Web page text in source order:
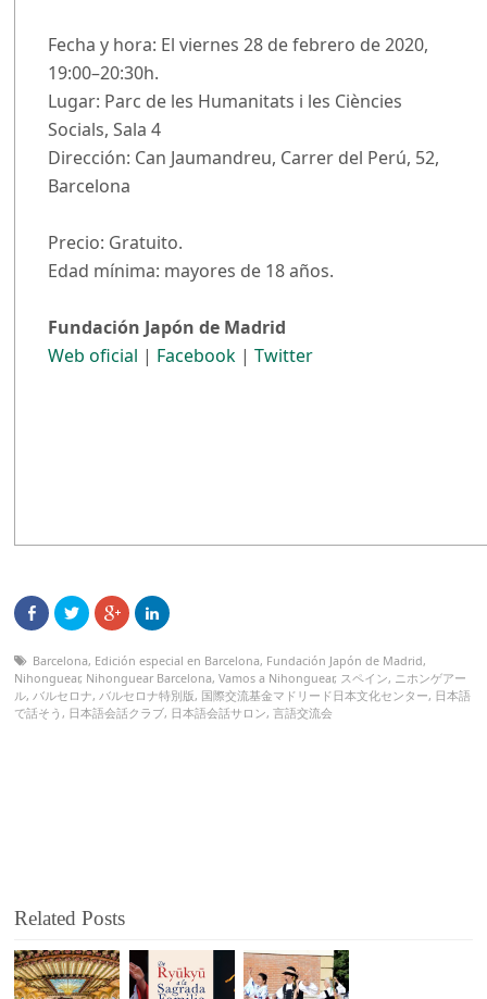
Fecha y hora: El viernes 28 de febrero de 2020,
19:00–20:30h.
Lugar: Parc de les Humanitats i les Ciències
Socials, Sala 4
Dirección: Can Jaumandreu, Carrer del Perú, 52,
Barcelona
Precio: Gratuito.
Edad mínima: mayores de 18 años.
Fundación Japón de Madrid
Web oficial | Facebook |Twitter
Barcelona, Edición especial en Barcelona, Fundación Japón de Madrid,
Nihonguear, Nihonguear Barcelona,Vamos a Nihonguear, スペイン, ニホンゲアー
ル,バルセロナ,バルセロナ特別版, 国際交流基金マドリード日本文化センター, 日本語
で話そう, 日本語会話クラブ, 日本語会話サロン,言語交流会
Related Posts